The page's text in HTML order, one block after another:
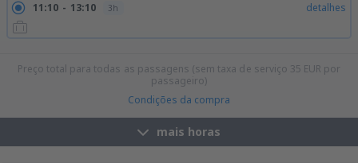
11:10 13:10 3h detalhes
Preço total para todas as passagens (sem taxa de serviço 35 EUR por
passageiro)
Condições da compra
mais horas